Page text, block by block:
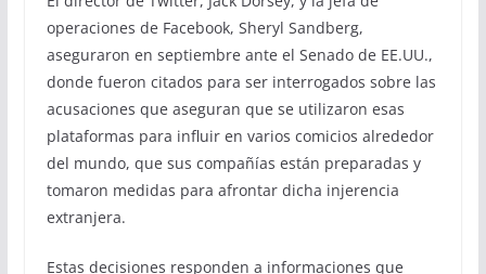
operaciones de Facebook, Sheryl Sandberg,
aseguraron en septiembre ante el Senado de EE.UU.,
donde fueron citados para ser interrogados sobre las
acusaciones que aseguran que se utilizaron esas
plataformas para influir en varios comicios alrededor
del mundo, que sus compañías están preparadas y
tomaron medidas para afrontar dicha injerencia
extranjera.
Estas decisiones responden a informaciones que